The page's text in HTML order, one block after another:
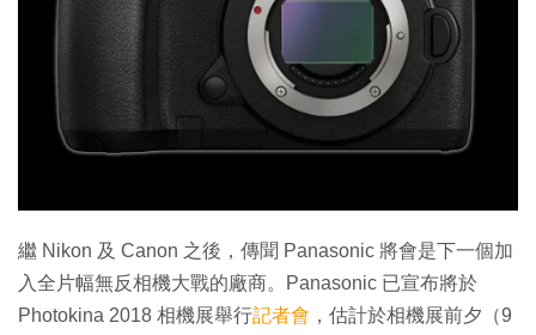
Enterprise Digital Transformation
繼 Nikon 及 Canon 之後，傳聞 Panasonic 將會是下一個加
入全片幅無反相機大戰的廠商。Panasonic 已宣布將於
Photokina 2018 相機展舉行記者會 ，估計於相機展前夕（9